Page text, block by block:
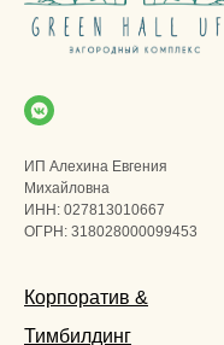
ИП Алехина Евгения
Михайловна
ИНН: 027813010667
ОГРН: 318028000099453
Корпоратив &
Тимбилдинг